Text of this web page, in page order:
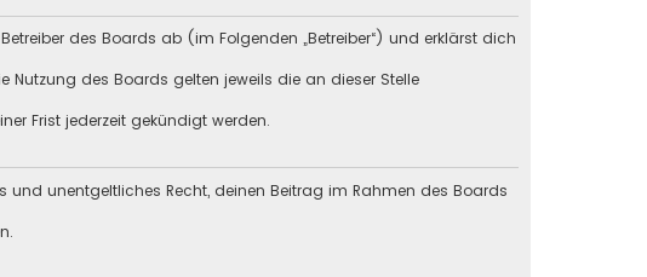
des Boards ab (im Folgenden „Betreiber“) und erklärst dich
des Boards gelten jeweils die an dieser Stelle
Frist jederzeit gekündigt werden.
unentgeltliches Recht, deinen Beitrag im Rahmen des Boards